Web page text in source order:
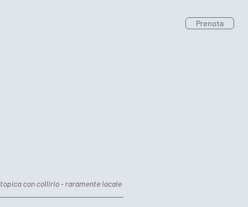
Prenota
topica con collirio - raramente locale